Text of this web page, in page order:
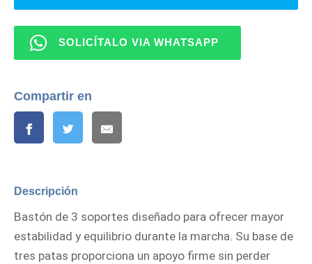
SOLICÍTALO VIA WHATSAPP
Compartir en
Descripción
Bastón de 3 soportes diseñado para ofrecer mayor
estabilidad y equilibrio durante la marcha. Su base de
tres patas proporciona un apoyo firme sin perder